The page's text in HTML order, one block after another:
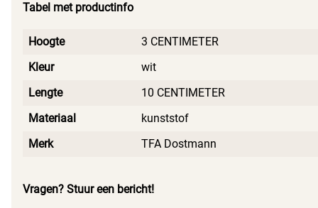
behouden. Je voorkomt hiermee voedselverspilling en
geniet altijd van de beste kwaliteit van je etenswaren.
Tabel met productinfo
Hoogte
3 CENTIMETER
Kleur
wit
Lengte
10 CENTIMETER
Materiaal
kunststof
Merk
TFA Dostmann
Vragen? Stuur een bericht!